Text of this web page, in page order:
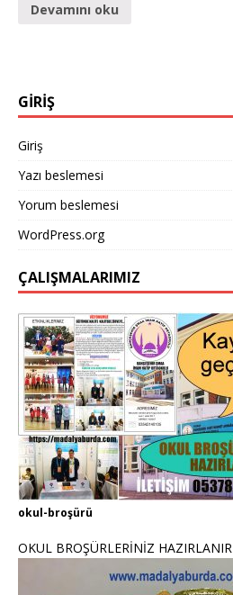
Devamını oku
GİRİŞ
Giriş
Yazı beslemesi
Yorum beslemesi
WordPress.org
ÇALIŞMALARIMIZ
okul-broşürü
OKUL BROŞÜRLERİNİZ HAZIRLANIR